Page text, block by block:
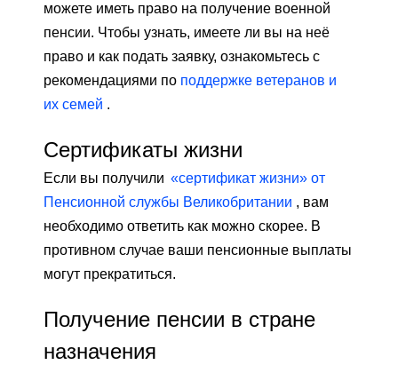
можете иметь право на получение военной
пенсии. Чтобы узнать, имеете ли вы на неё
право и как подать заявку, ознакомьтесь с
рекомендациями по поддержке ветеранов и
их семей .
Сертификаты жизни
Если вы получили «сертификат жизни» от
Пенсионной службы Великобритании , вам
необходимо ответить как можно скорее. В
противном случае ваши пенсионные выплаты
могут прекратиться.
Получение пенсии в стране
назначения